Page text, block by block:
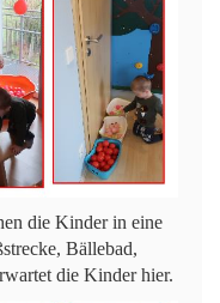
die Kinder in eine
Bällebad,
die Kinder hier.